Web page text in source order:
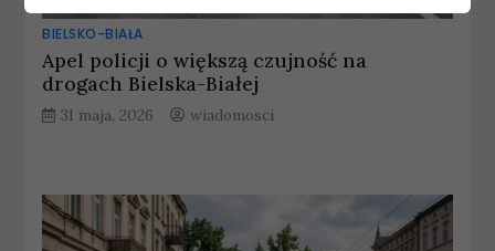
BIELSKO-BIAŁA
Apel policji o większą czujność na
drogach Bielska-Białej
31 maja, 2026 wiadomosci